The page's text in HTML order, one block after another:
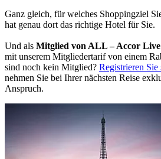
Ganz gleich, für welches Shoppingziel
hat genau dort das richtige Hotel für Sie.
Und als Mitglied von ALL – Accor
mit unserem Mitgliedertarif von einem
sind noch kein Mitglied? Registrieren Sie
nehmen Sie bei Ihrer nächsten Reise
Anspruch.